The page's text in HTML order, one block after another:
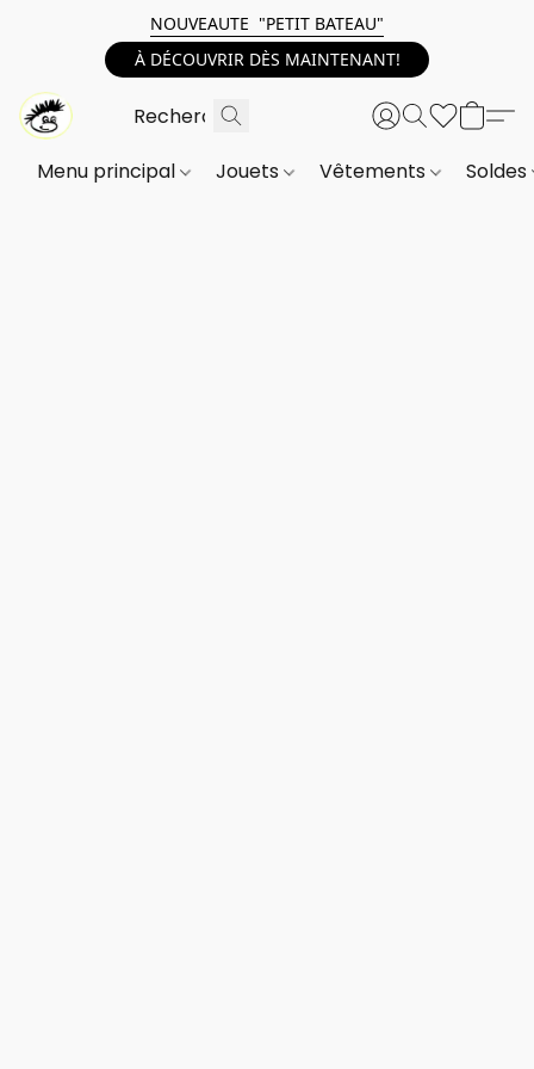
NOUVEAUTE "PETIT BATEAU"
À DÉCOUVRIR DÈS MAINTENANT!
Menu principal Jouets Vêtements Soldes